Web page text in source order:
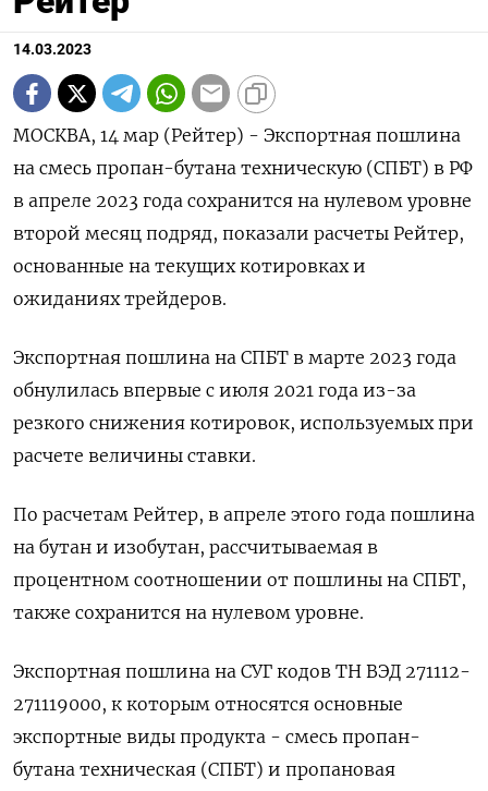
14.03.2023
МОСКВА, 14 мар (Рейтер) - Экспортная пошлина
на смесь пропан-бутана техническую (СПБТ) в РФ
в апреле 2023 года сохранится на нулевом уровне
второй месяц подряд, показали расчеты Рейтер,
основанные на текущих котировках и
ожиданиях трейдеров.
Экспортная пошлина на СПБТ в марте 2023 года
обнулилась впервые с июля 2021 года из-за
резкого снижения котировок, используемых при
расчете величины ставки.
По расчетам Рейтер, в апреле этого года пошлина
на бутан и изобутан, рассчитываемая в
процентном соотношении от пошлины на СПБТ,
также сохранится на нулевом уровне.
Экспортная пошлина на СУГ кодов ТН ВЭД 271112-
271119000, к которым относятся основные
экспортные виды продукта - смесь пропан-
бутана техническая (СПБТ) и пропановая